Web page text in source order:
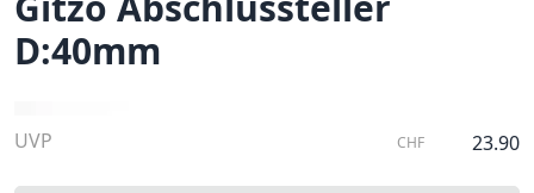
D:40mm
UVP CHF 23.90